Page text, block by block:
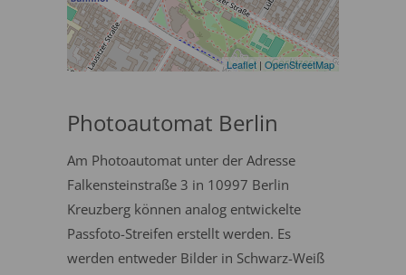
Leaflet | OpenStreetMap
Photoautomat Berlin
Am Photoautomat unter der Adresse
Falkensteinstraße 3 in 10997 Berlin
Kreuzberg können analog entwickelte
Passfoto-Streifen erstellt werden. Es
werden entweder Bilder in Schwarz-Weiß